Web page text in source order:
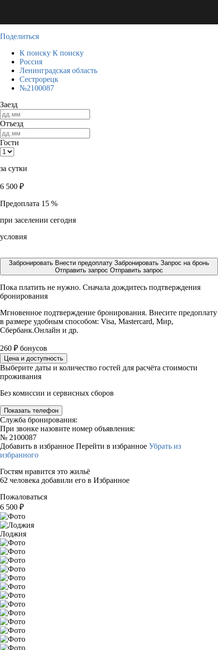
Поделиться
К поиску К поиску
Россия
Ленинградская область
Сестрорецк
№2100087
Заезд
Отъезд
Гости
за сутки
6 500 ₽
Предоплата 15 %
при заселении сегодня
условия
Забронировать Внести предоплату Забронировать Запрос на бронь
Отправить запрос Отправить запрос
Пока платить не нужно. Сначала дождитесь подтверждения
бронирования
Мгновенное подтверждение бронирования. Внесите предоплату
в размере удобным способом: Visa, Mastercard, Мир,
Сбербанк.Онлайн и др.
260 ₽ бонусов
Цена и доступность
Выберите даты и количество гостей для расчёта стоимости
проживания
Без комиссии и сервисных сборов
Показать телефон
Служба бронирования:
При звонке назовите номер объявления:
№ 2100087
Добавить в избранное Перейти в избранное Убрать из
избранного
Гостям нравится это жильё
62 человека добавили его в Избранное
Пожаловаться
6 500 ₽
Лоджия